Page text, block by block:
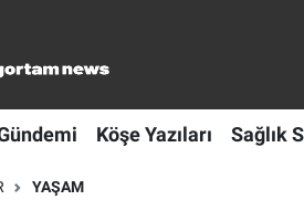
Köşe Yazıları Sağlık
YAŞAM